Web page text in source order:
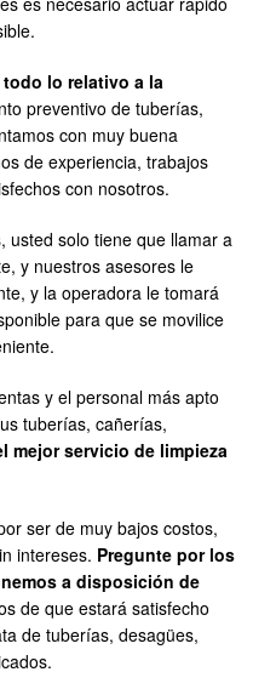
lo relativo a la
preventivo de tuberías,
con muy buena
de experiencia, trabajos
con nosotros.
usted solo tiene que llamar a
y nuestros asesores le
y la operadora le tomará
para que se movilice
y el personal más apto
tuberías, cañerías,
mejor servicio de limpieza
ser de muy bajos costos,
intereses. Pregunte por los
a disposición de
de que estará satisfecho
de tuberías, desagües,